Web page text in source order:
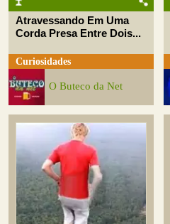
Atravessando Em Uma
Corda Presa Entre Dois...
Curiosidades
O Buteco da Net